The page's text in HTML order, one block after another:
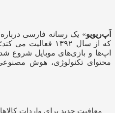
اَپ‌ریویو» یک رسانه فارسی
که از سال ۱۳۹۲
اپ‌ها و بازی‌های موبایل شروع
محتوای تکنولوژی، هوش